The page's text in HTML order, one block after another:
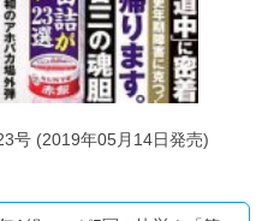
号 (2019年05月14日発売)